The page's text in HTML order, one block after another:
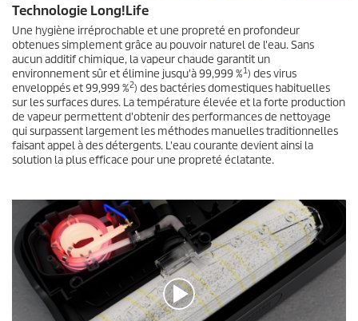
s
e
c
o
n
d
e
s
s
u
r
0
s
d
e
s
Technologie Long!Life
Une hygiène irréprochable et une propreté en profondeur
obtenues simplement grâce au pouvoir naturel de l'eau. Sans
aucun additif chimique, la vapeur chaude garantit un
environnement sûr et élimine jusqu'à 99,999 %1) des virus
enveloppés et 99,999 %2) des bactéries domestiques habituelles
sur les surfaces dures. La température élevée et la forte production
de vapeur permettent d'obtenir des performances de nettoyage
qui surpassent largement les méthodes manuelles traditionnelles
faisant appel à des détergents. L'eau courante devient ainsi la
solution la plus efficace pour une propreté éclatante.